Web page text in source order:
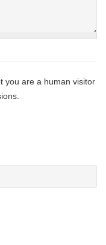
you are a human visitor